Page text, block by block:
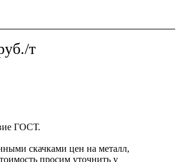
т
ГОСТ.
скачками цен на металл,
просим уточнить у